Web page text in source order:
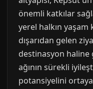
önemli katkılar
yerel halkın
dışarıdan gelen
destinasyon haline
ağının sürekli
potansiyelini ortaya